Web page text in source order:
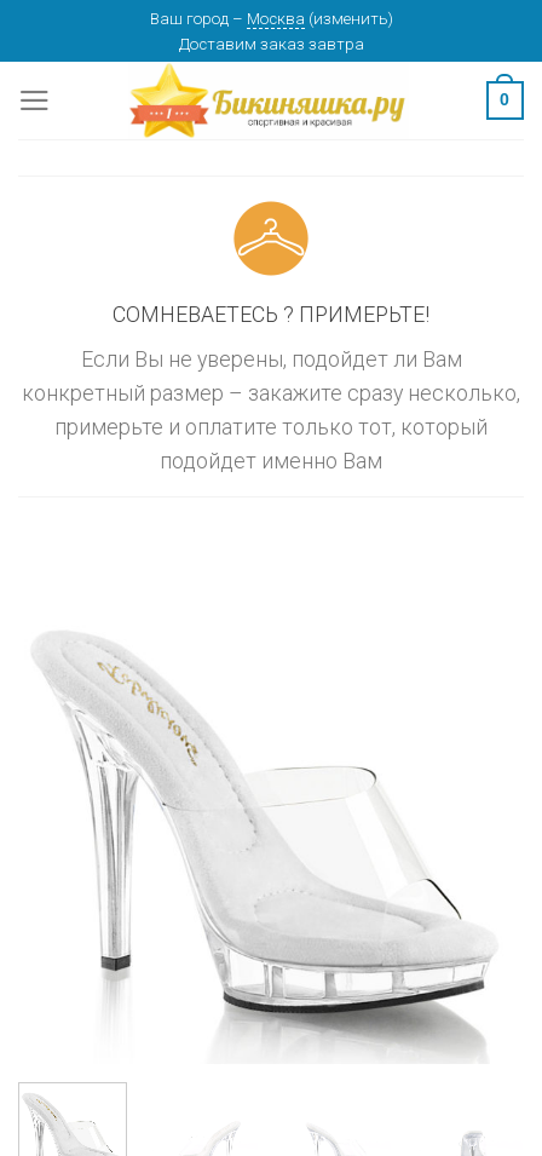
content
Ваш город – Москва (изменить)
Доставим заказ завтра
0
СОМНЕВАЕТЕСЬ ? ПРИМЕРЬТЕ!
Если Вы не уверены, подойдет ли Вам
конкретный размер – закажите сразу несколько,
примерьте и оплатите только тот, который
подойдет именно Вам
изменить